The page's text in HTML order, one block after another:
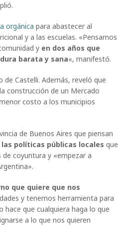
orgánica para abastecer al
y a las escuelas. «Pensamos
y en dos años que
barata y sana«, manifestó.
de Castelli. Además, reveló que
construcción de un Mercado
costo a los municipios
de Buenos Aires que piensan
políticas públicas locales que
coyuntura y «empezar a
que quiere que nos
y tenemos herramienta para
hace que cualquiera haga lo que
a lo que nos quieren